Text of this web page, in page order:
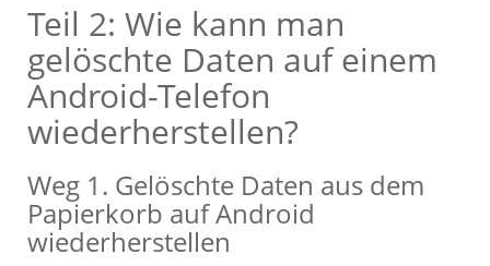
Teil 2: Wie kann man
gelöschte Daten auf einem
Android-Telefon
wiederherstellen?
Weg 1. Gelöschte Daten aus dem
Papierkorb auf Android
wiederherstellen